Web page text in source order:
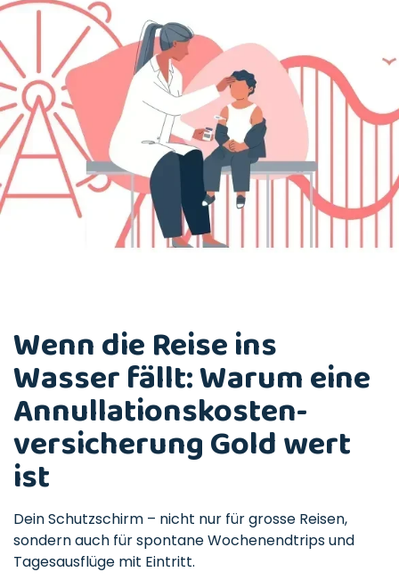
Wenn die Reise ins
Wasser fällt: Warum eine
Annullationskosten-
versicherung Gold wert
ist
Dein Schutzschirm – nicht nur für grosse Reisen,
sondern auch für spontane Wochenendtrips und
Tagesausflüge mit Eintritt.